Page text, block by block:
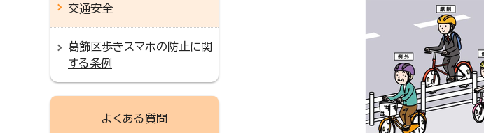
交通安全
葛飾区歩きスマホの防止に関
する条例
よくある質問